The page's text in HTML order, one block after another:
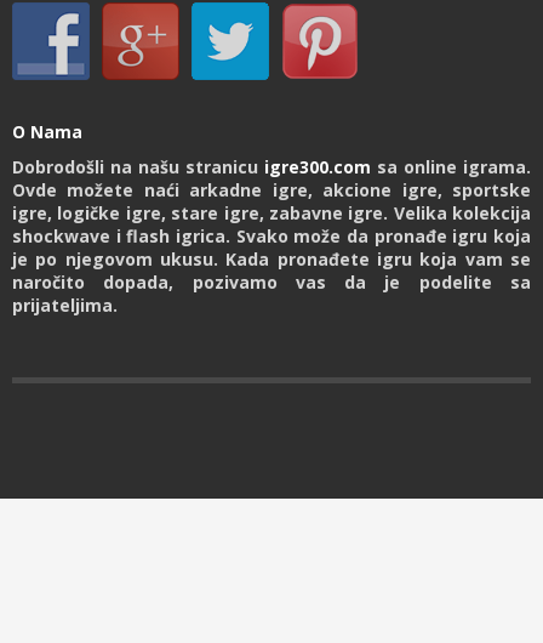
O Nama
Dobrodošli na našu stranicu igre300.com sa online igrama.
Ovde možete naći arkadne igre, akcione igre, sportske
igre, logičke igre, stare igre, zabavne igre. Velika kolekcija
shockwave i flash igrica. Svako može da pronađe igru koja
je po njegovom ukusu. Kada pronađete igru koja vam se
naročito dopada, pozivamo vas da je podelite sa
prijateljima.